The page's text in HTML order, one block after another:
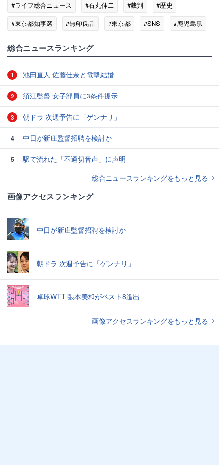
#ライフ総合ニュース #石丸伸二 #裁判
#歴史
#東京都知事選
#無印良品 #東京都 #SNS #鹿児島県
総合ニュースランキング
1 池田直人 佐藤佳奈と電撃結婚
2 須江監督 女子部員に3条件提示
3 朝ドラ 次週予告に「ゲンナリ」
4 中日が新庄監督招聘を検討か
5
駅で流れた「不適切音声」に声明
総合ニュースランキングをもっと見る
画像アクセスランキング
中日が新庄監督招聘を検討か
朝ドラ 次週予告に「ゲンナリ」
卓球WTT 張本美和がベスト8進出
画像アクセスランキングをもっと見る